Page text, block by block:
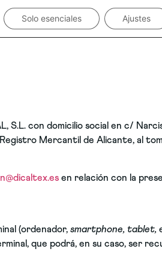
S.L. con domicilio social en c/
Mercantil de Alicante, al
en relación con la
(ordenador, smartphone, tablet,
que podrá, en su caso, ser
Solo esenciales Ajustes